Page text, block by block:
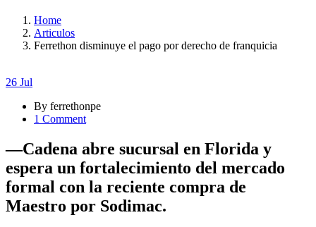
Home
Articulos
Ferrethon disminuye el pago por derecho de franquicia
26 Jul
By ferrethonpe
1 Comment
—Cadena abre sucursal en Florida y
espera un fortalecimiento del mercado
formal con la reciente compra de
Maestro por Sodimac.